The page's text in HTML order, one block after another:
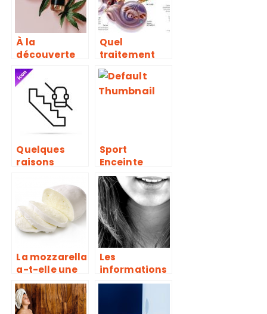
maman ?
À la
découverte
des bienfaits
du CBD
Quel
traitement
pour le
vertige
interne de
Quelques
raisons
un monte-
escalier
Sport
Enceinte
Premier
Trimestre :
lesquels sont
autorisé &
déconseillés
La mozzarella
a-t-elle une
conséquence
sur la
grossesse ?
Les
informations
essentielles
génioplastie